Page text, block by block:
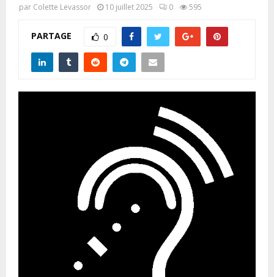
par Colette Levassor 10 juillet 2025 0 595
PARTAGE 0